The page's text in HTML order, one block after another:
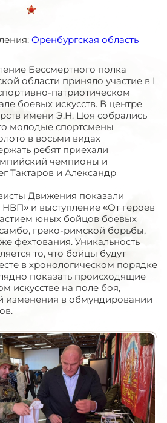
Оренбургская область
Бессмертного полка
области приняло участие в I
патриотическом
боевых искусств. В центре
имени Э.Н. Цоя собрались
молодые спортсмены
в восьми видах
ребят приехали
чемпионы и
Тактаров и Александр
Движения показали
НВП» и выступление «От героев
юных бойцов боевых
греко-римской борьбы,
фехтования. Уникальность
то, что бойцы будут
в хронологическом порядке
показать происходящие
искусстве на поле боя,
изменения в обмундировании